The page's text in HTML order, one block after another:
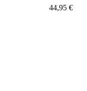
44,95 €